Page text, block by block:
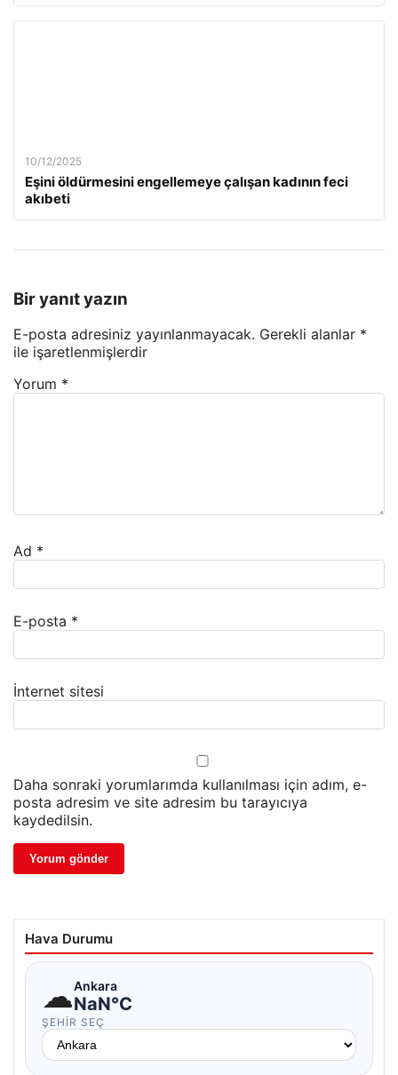
10/12/2025
Eşini öldürmesini engellemeye çalışan kadının feci
akıbeti
Bir yanıt yazın
E-posta adresiniz yayınlanmayacak. Gerekli alanlar *
ile işaretlenmişlerdir
Yorum *
Ad *
E-posta *
İnternet sitesi
Daha sonraki yorumlarımda kullanılması için adım, e-
posta adresim ve site adresim bu tarayıcıya
kaydedilsin.
Hava Durumu
☁Ankara
NaN°C
ŞEHIR SEÇ